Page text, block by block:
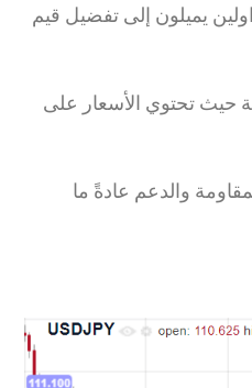
يميلون إلى تفضيل قيم
حيث تحتوي الأسعار على
والدعم عادةً ما